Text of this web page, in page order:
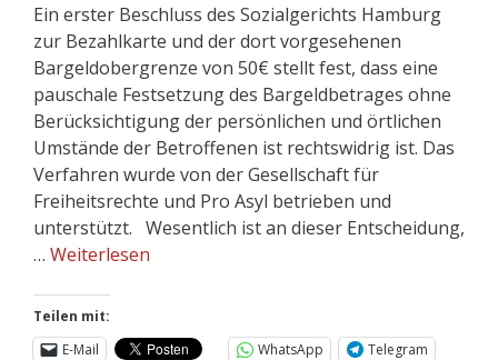
Ein erster Beschluss des Sozialgerichts Hamburg
zur Bezahlkarte und der dort vorgesehenen
Bargeldobergrenze von 50€ stellt fest, dass eine
pauschale Festsetzung des Bargeldbetrages ohne
Berücksichtigung der persönlichen und örtlichen
Umstände der Betroffenen ist rechtswidrig ist. Das
Verfahren wurde von der Gesellschaft für
Freiheitsrechte und Pro Asyl betrieben und
unterstützt. Wesentlich ist an dieser Entscheidung,
… Weiterlesen
Teilen mit:
E-Mail
WhatsApp
Telegram